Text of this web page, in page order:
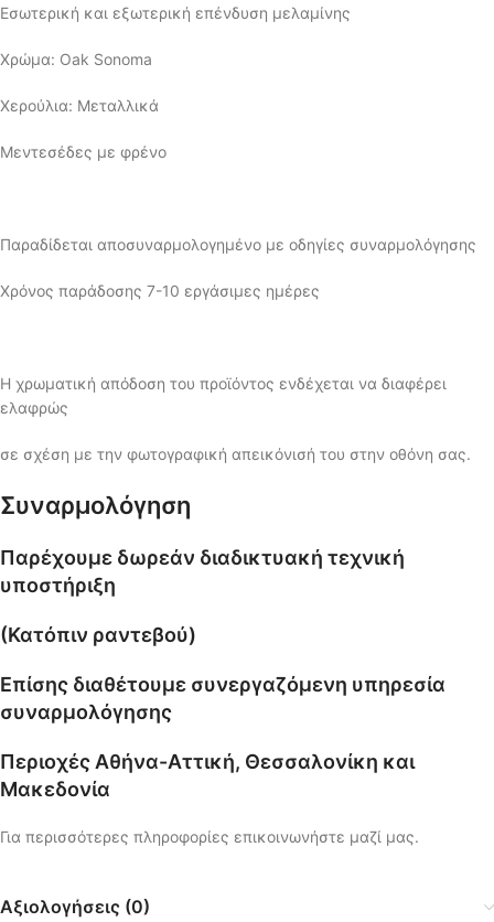
Εσωτερική και εξωτερική επένδυση μελαμίνης
Χρώμα: Oak Sonoma
Χερούλια: Μεταλλικά
Μεντεσέδες με φρένο
Παραδίδεται αποσυναρμολογημένο με οδηγίες συναρμολόγησης
Χρόνος παράδοσης 7-10 εργάσιμες ημέρες
Η χρωματική απόδοση του προϊόντος ενδέχεται να διαφέρει
ελαφρώς
σε σχέση με την φωτογραφική απεικόνισή του στην οθόνη σας.
Συναρμολόγηση
Παρέχουμε δωρεάν διαδικτυακή τεχνική
υποστήριξη
(Κατόπιν ραντεβού)
Επίσης διαθέτουμε συνεργαζόμενη υπηρεσία
συναρμολόγησης
Περιοχές Αθήνα-Αττική, Θεσσαλονίκη και
Μακεδονία
Για περισσότερες πληροφορίες επικοινωνήστε μαζί μας.
Αξιολογήσεις (0)